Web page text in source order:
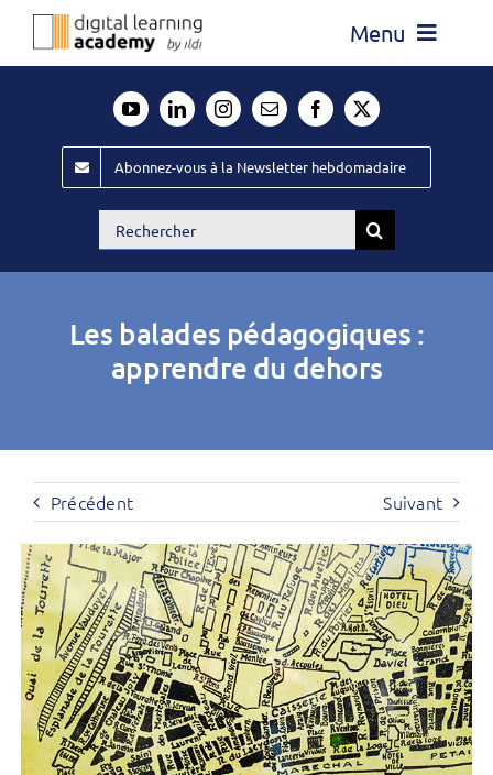
Passer
Menu
Évènements ILDI
Offres d’emploi
Publiez
Abonnez-vous à la Newsletter hebdomadaire
Rechercher:
Les balades pédagogiques :
apprendre du dehors
Précédent Suivant